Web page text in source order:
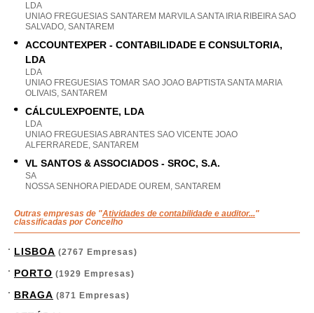
LDA
UNIAO FREGUESIAS SANTAREM MARVILA SANTA IRIA RIBEIRA SAO
SALVADO, SANTAREM
ACCOUNTEXPER - CONTABILIDADE E CONSULTORIA,
LDA
LDA
UNIAO FREGUESIAS TOMAR SAO JOAO BAPTISTA SANTA MARIA
OLIVAIS, SANTAREM
CÁLCULEXPOENTE, LDA
LDA
UNIAO FREGUESIAS ABRANTES SAO VICENTE JOAO
ALFERRAREDE, SANTAREM
VL SANTOS & ASSOCIADOS - SROC, S.A.
SA
NOSSA SENHORA PIEDADE OUREM, SANTAREM
Outras empresas de "Atividades de contabilidade e auditor..."
classificadas por Concelho
LISBOA (2767 Empresas)
PORTO (1929 Empresas)
BRAGA (871 Empresas)